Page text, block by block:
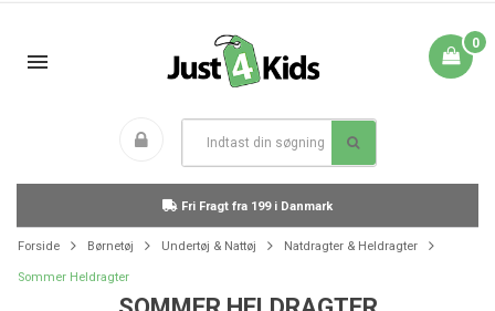
0
Fri Fragt fra 199 i Danmark
Forside Børnetøj Undertøj & Nattøj Natdragter & Heldragter
Sommer Heldragter